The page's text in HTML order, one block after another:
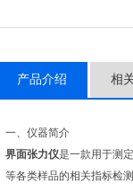
产品介绍 相
一、仪器简介
界面张力仪是一款用于测
等各类样品的相关指标检